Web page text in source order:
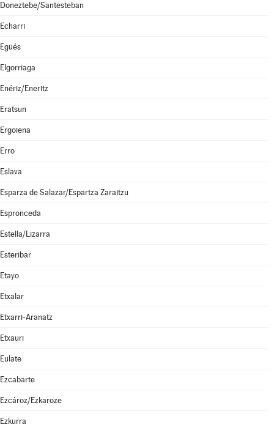
Doneztebe/Santesteban
Echarri
Egüés
Elgorriaga
Enériz/Eneritz
Eratsun
Ergoiena
Erro
Eslava
Esparza de Salazar/Espartza Zaraitzu
Espronceda
Estella/Lizarra
Esteribar
Etayo
Etxalar
Etxarri-Aranatz
Etxauri
Eulate
Ezcabarte
Ezcároz/Ezkaroze
Ezkurra